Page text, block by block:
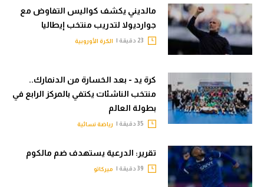
مالديني يكشف كواليس التفاوض مع
جوارديولا لتدريب منتخب إيطاليا
الكرة الأوروبية
كرة يد - بعد الخسارة من الدنمارك..
منتخب الناشئات يكتفي بالمركز الرابع في
بطولة العالم
رياضة نسائية
تقرير: الدرعية يستهدف ضم مالكوم
ميركاتو